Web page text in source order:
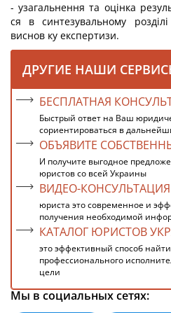
- узагальнення та оцінка
ся в синтезувальному
виснов ку експертизи.
ДРУГИЕ НАШИ
БЕСПЛАТНАЯ
Быстрый ответ на Ваш
сориентироваться в
ОБЪЯВИТЕ
И получите выгодное
юристов со всей Украины
ВИДЕО-КОНСУЛЬТАЦИЯ
юриста это современное и
получения необходимой
КАТАЛОГ ЮРИСТОВ
это эффективный способ
профессионального
цели
Мы в социальных сетях: